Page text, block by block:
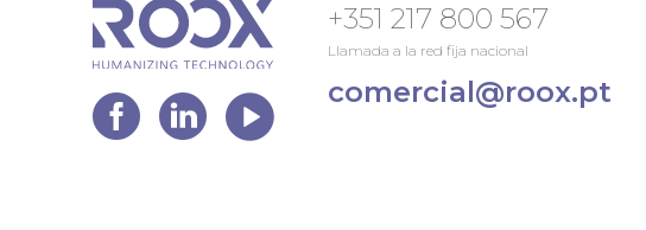
+351 217 800 567
Llamada a la red fija nacional
comercial@roox.pt